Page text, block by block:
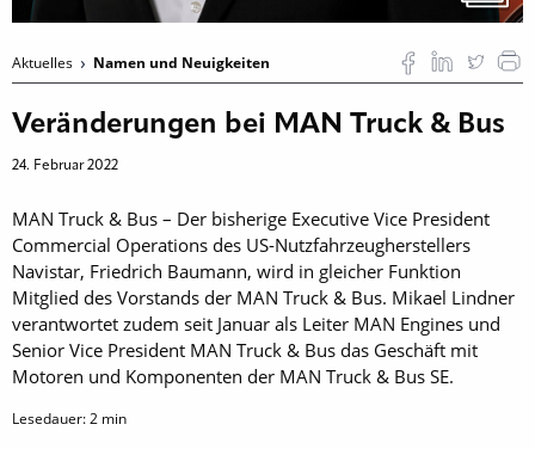
Aktuelles Namen und Neuigkeiten
Veränderungen bei MAN Truck & Bus
24. Februar 2022
MAN Truck & Bus – Der bisherige Executive Vice President
Commercial Operations des US-Nutzfahrzeugherstellers
Navistar, Friedrich Baumann, wird in gleicher Funktion
Mitglied des Vorstands der MAN Truck & Bus. Mikael Lindner
verantwortet zudem seit Januar als Leiter MAN Engines und
Senior Vice President MAN Truck & Bus das Geschäft mit
Motoren und Komponenten der MAN Truck & Bus SE.
Lesedauer:2 min